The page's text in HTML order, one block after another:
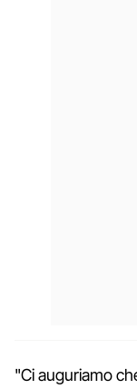
"Ci auguriamo